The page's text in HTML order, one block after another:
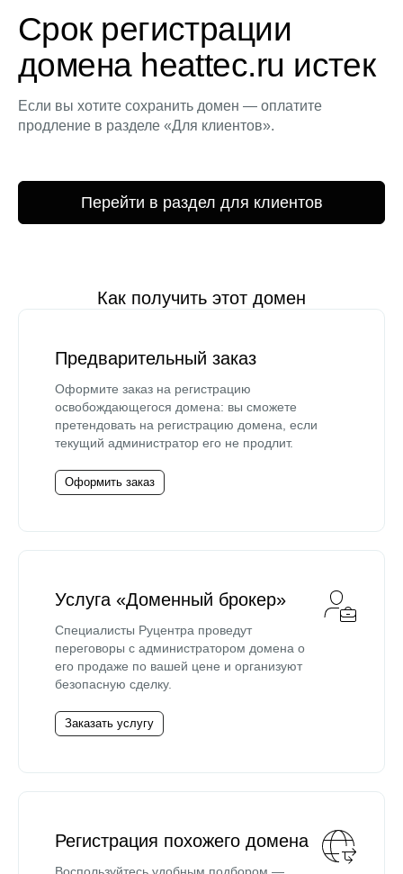
Срок регистрации
домена heattec.ru истек
Если вы хотите сохранить домен — оплатите
продление в разделе «Для клиентов».
Перейти в раздел для клиентов
Как получить этот домен
Предварительный заказ
Оформите заказ на регистрацию
освобождающегося домена: вы сможете
претендовать на регистрацию домена, если
текущий администратор его не продлит.
Оформить заказ
Услуга «Доменный брокер»
Специалисты Руцентра проведут
переговоры с администратором домена о
его продаже по вашей цене и организуют
безопасную сделку.
Заказать услугу
Регистрация похожего домена